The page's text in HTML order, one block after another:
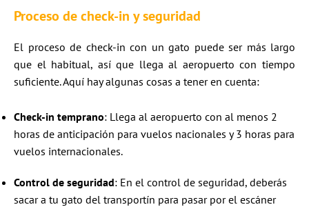
Proceso de check-in y seguridad
El proceso de check-in con un gato puede ser más largo
que el habitual, así que llega al aeropuerto con tiempo
suficiente. Aquí hay algunas cosas a tener en cuenta:
Check-in temprano: Llega al aeropuerto con al menos 2
horas de anticipación para vuelos nacionales y 3 horas para
vuelos internacionales.
Control de seguridad: En el control de seguridad, deberás
sacar a tu gato del transportín para pasar por el escáner